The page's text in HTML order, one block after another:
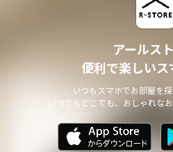
アールス
便利で楽しいス
いつもスマホでお部屋を
いつでもどこでも、おしゃれな